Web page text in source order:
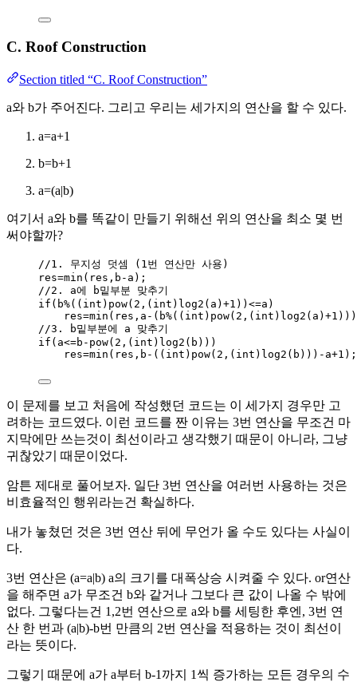
C. Roof Construction
Section titled “C. Roof Construction”
a와 b가 주어진다. 그리고 우리는 세가지의 연산을 할 수 있다.
a=a+1
b=b+1
a=(a|b)
여기서 a와 b를 똑같이 만들기 위해선 위의 연산을 최소 몇 번
써야할까?
//1. 무지성 덧셈 (1번 연산만 사용)
res=min (res,b - a);
//2. a에 b밑부분 맞추기
if (b%(( int ) pow( 2 ,( int ) log2 (a) +1 )) <=a)
res=min (res,a - (b%(( int ) pow( 2 ,( int ) log2 (a) +1 )))
//3. b밑부분에 a 맞추기
if (a<=b - pow( 2 ,( int ) log2 (b)))
res=min (res,b - (( int ) pow( 2 ,( int ) log2 (b))) - a+1 );
이 문제를 보고 처음에 작성했던 코드는 이 세가지 경우만 고
려하는 코드였다. 이런 코드를 짠 이유는 3번 연산을 무조건 마
지막에만 쓰는것이 최선이라고 생각했기 때문이 아니라, 그냥
귀찮았기 때문이었다.
암튼 제대로 풀어보자. 일단 3번 연산을 여러번 사용하는 것은
비효율적인 행위라는건 확실하다.
내가 놓쳤던 것은 3번 연산 뒤에 무언가 올 수도 있다는 사실이
다.
3번 연산은 (a=a|b) a의 크기를 대폭상승 시켜줄 수 있다. or연산
을 해주면 a가 무조건 b와 같거나 그보다 큰 값이 나올 수 밖에
없다. 그렇다는건 1,2번 연산으로 a와 b를 세팅한 후엔, 3번 연
산 한 번과 (a|b)-b번 만큼의 2번 연산을 적용하는 것이 최선이
라는 뜻이다.
그렇기 때문에 a가 a부터 b-1까지 1씩 증가하는 모든 경우의 수